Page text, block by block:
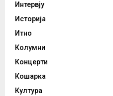
Интервју
Историја
Итно
Колумни
Концерти
Кошарка
Култура